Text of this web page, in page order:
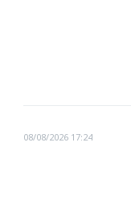
08/08/2026 17:24